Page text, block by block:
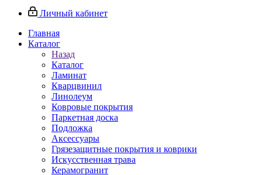
Личный кабинет
Главная
Каталог
Назад
Каталог
Ламинат
Кварцвинил
Линолеум
Ковровые покрытия
Паркетная доска
Подложка
Аксессуары
Грязезащитные покрытия и коврики
Искусственная трава
Керамогранит